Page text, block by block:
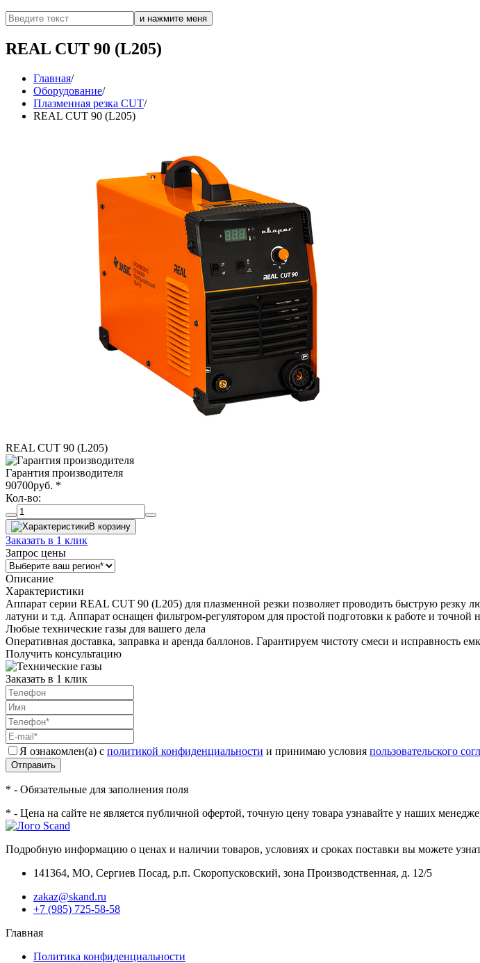
REAL CUT 90 (L205)
Главная/
Оборудование/
Плазменная резка CUT/
REAL CUT 90 (L205)
REAL CUT 90 (L205)
Гарантия производителя
90700руб. *
Кол-во:
В корзину
Заказать в 1 клик
Запрос цены
Описание
Характеристики
Аппарат серии REAL CUT 90 (L205) для плазменной резки позволяет проводить быструю
латуни и т.д. Аппарат оснащен фильтром-регулятором для простой подготовки к работе и точной
Любые технические газы для вашего дела
Оперативная доставка, заправка и аренда баллонов. Гарантируем чистоту смеси и исправность
Получить консультацию
Заказать в 1 клик
Я ознакомлен(а) с политикой конфиденциальности и принимаю условия пользовательского
Отправить
* - Обязательные для заполнения поля
* - Цена на сайте не является публичной офертой, точную цену товара узнавайте у наших
Подробную информацию о ценах и наличии товаров, условиях и сроках поставки вы можете
141364, МО, Сергиев Посад, р.п. Скоропусковский, зона Производственная, д. 12/5
zakaz@skand.ru
+7 (985) 725-58-58
Главная
Политика конфиденциальности